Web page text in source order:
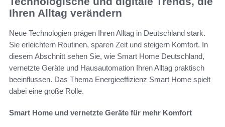
Ihren Alltag verändern
Neue Technologien prägen Ihren Alltag in Deutschland stark.
Sie erleichtern Routinen, sparen Zeit und steigern Komfort. In
diesem Abschnitt sehen Sie, wie Smart Home Deutschland,
vernetzte Geräte und Hausautomation Ihren Alltag praktisch
beeinflussen. Das Thema Energieeffizienz Smart Home spielt
dabei eine große Rolle.
Smart Home und vernetzte Geräte für mehr Komfort